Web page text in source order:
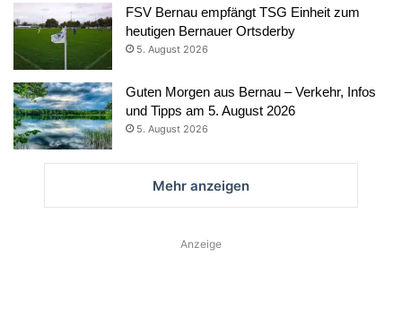
FSV Bernau empfängt TSG Einheit zum
heutigen Bernauer Ortsderby
5. August 2026
Guten Morgen aus Bernau – Verkehr, Infos
und Tipps am 5. August 2026
5. August 2026
Mehr anzeigen
Anzeige